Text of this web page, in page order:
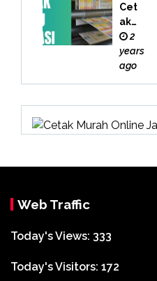
Cet
ak
Buk
u
Bek
2
years
ago
Web Traffic
Today's Views: 333
Today's Visitors: 172